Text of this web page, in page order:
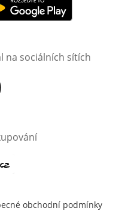
v novém okně
na sociálních sítích
v novém okně
obchodní podmínky